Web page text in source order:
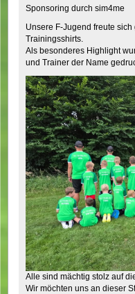
Sponsoring durch sim4me
Unsere F-Jugend freute
Trainingsshirts.
Als besonderes Highlight
und Trainer der Name
Alle sind mächtig stolz auf
Wir möchten uns an dieser